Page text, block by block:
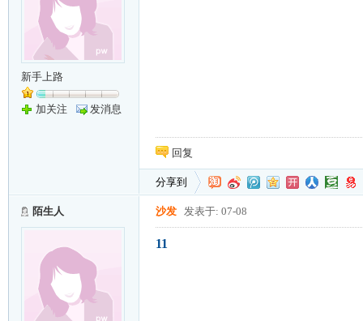
新手上路
加关注 发消息
回复
分享到
陌生人 沙发 发表于: 07-08
11